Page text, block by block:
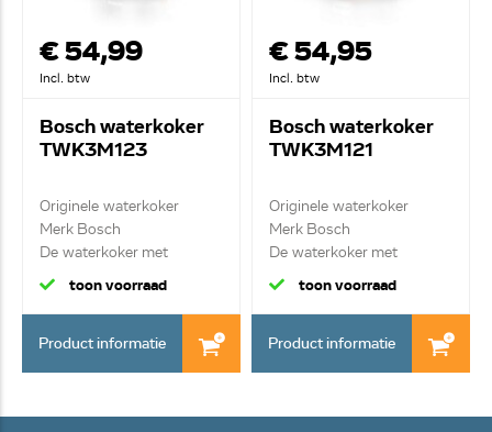
€ 54,99
Incl. btw
Bosch waterkoker
TWK3M123
Originele waterkoker
Merk Bosch
De waterkoker met
handige ...
toon voorraad
Product informatie
€ 54,95
Incl. btw
Bosch waterkoker
TWK3M121
Originele waterkoker
Merk Bosch
De waterkoker met
handige ...
toon voorraad
Product informatie